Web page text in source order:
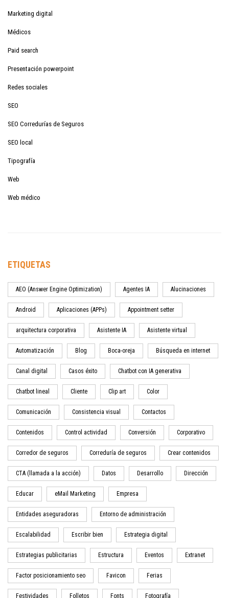
Marketing digital
Médicos
Paid search
Presentación powerpoint
Redes sociales
SEO
SEO Corredurías de Seguros
SEO local
Tipografía
Web
Web médico
ETIQUETAS
AEO (Answer Engine Optimization) Agentes IA Alucinaciones
Android Aplicaciones (APPs) Appointment setter
arquitectura corporativa Asistente IA Asistente virtual
Automatización Blog Boca-oreja Búsqueda en internet
Canal digital Casos éxito Chatbot con IA generativa
Chatbot lineal Cliente Clip art Color
Comunicación Consistencia visual Contactos
Contenidos Control actividad Conversión Corporativo
Corredor de seguros Correduría de seguros Crear contenidos
CTA (llamada a la acción) Datos Desarrollo Dirección
Educar eMail Marketing Empresa
Entidades aseguradoras Entorno de administración
Escalabilidad Escribir bien Estrategia digital
Estrategias publicitarias Estructura Eventos Extranet
Factor posicionamiento seo Favicon Ferias
Festividades Folletos Fonts Fotografía